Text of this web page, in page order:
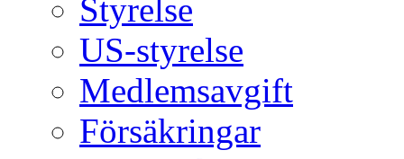
Styrelse
US-styrelse
Medlemsavgift
Försäkringar